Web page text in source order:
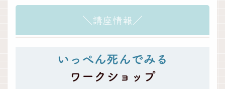
＼講座情報／